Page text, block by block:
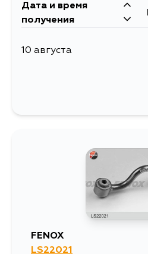
Дата и время
получения
10 августа
FENOX
LS22021